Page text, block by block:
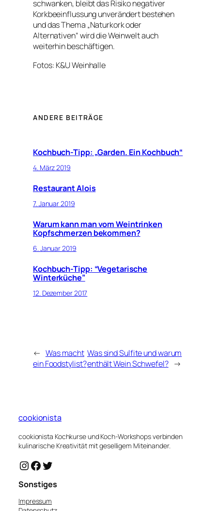
schwanken, bleibt das Risiko negativer
Korkbeeinflussung unverändert bestehen
und das Thema „Naturkork oder
Alternativen“ wird die Weinwelt auch
weiterhin beschäftigen.
Fotos: K&U Weinhalle
ANDERE BEITRÄGE
Kochbuch-Tipp: „Garden. Ein Kochbuch“
4. März 2019
Restaurant Alois
7. Januar 2019
Warum kann man vom Weintrinken
Kopfschmerzen bekommen?
6. Januar 2019
Kochbuch-Tipp: “Vegetarische
Winterküche”
12. Dezember 2017
← Was macht
ein Foodstylist?
Was sind Sulfite und warum
enthält Wein Schwefel? →
cookionista
cookionista Kochkurse und Koch-Workshops verbinden
kulinarische Kreativität mit geselligem Miteinander.
Instagram
Facebook
Twitter
Sonstiges
Impressum